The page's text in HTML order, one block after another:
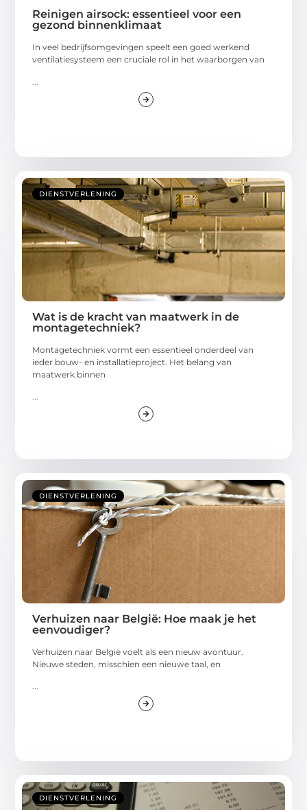
Reinigen airsock: essentieel voor een
gezond binnenklimaat
In veel bedrijfsomgevingen speelt een goed werkend
ventilatiesysteem een cruciale rol in het waarborgen van
DIENSTVERLENING
Wat is de kracht van maatwerk in de
montagetechniek?
Montagetechniek vormt een essentieel onderdeel van
ieder bouw- en installatieproject. Het belang van
maatwerk binnen
DIENSTVERLENING
Verhuizen naar België: Hoe maak je het
eenvoudiger?
Verhuizen naar België voelt als een nieuw avontuur.
Nieuwe steden, misschien een nieuwe taal, en
...
DIENSTVERLENING